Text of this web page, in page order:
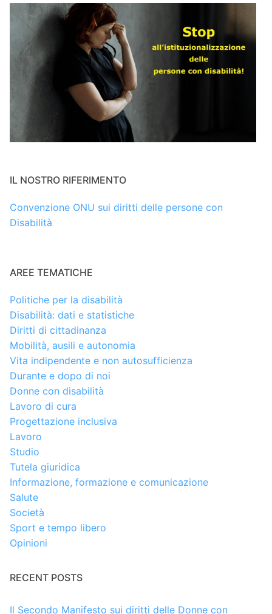
IL NOSTRO RIFERIMENTO
Convenzione ONU sui diritti delle persone con
Disabilità
AREE TEMATICHE
Politiche per la disabilità
Disabilità: dati e statistiche
Diritti di cittadinanza
Mobilità, ausili e autonomia
Vita indipendente e non autosufficienza
Durante e dopo di noi
Donne con disabilità
Lavoro di cura
Progettazione inclusiva
Lavoro
Studio
Tutela giuridica
Informazione, formazione e comunicazione
Salute
Società
Sport e tempo libero
Opinioni
RECENT POSTS
Il Secondo Manifesto sui diritti delle Donne con